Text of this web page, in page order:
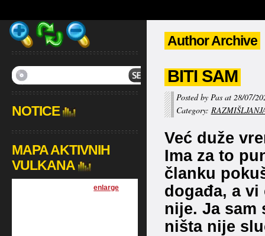
Author Archive
BITI SAM
Posted by Pas at 28/07/
Category:
Već duže
Ima za to
članku
događa, a
nije. Ja sam
ništa nije
NOTICE
MAPA AKTIVNIH
VULKANA
[enlarge